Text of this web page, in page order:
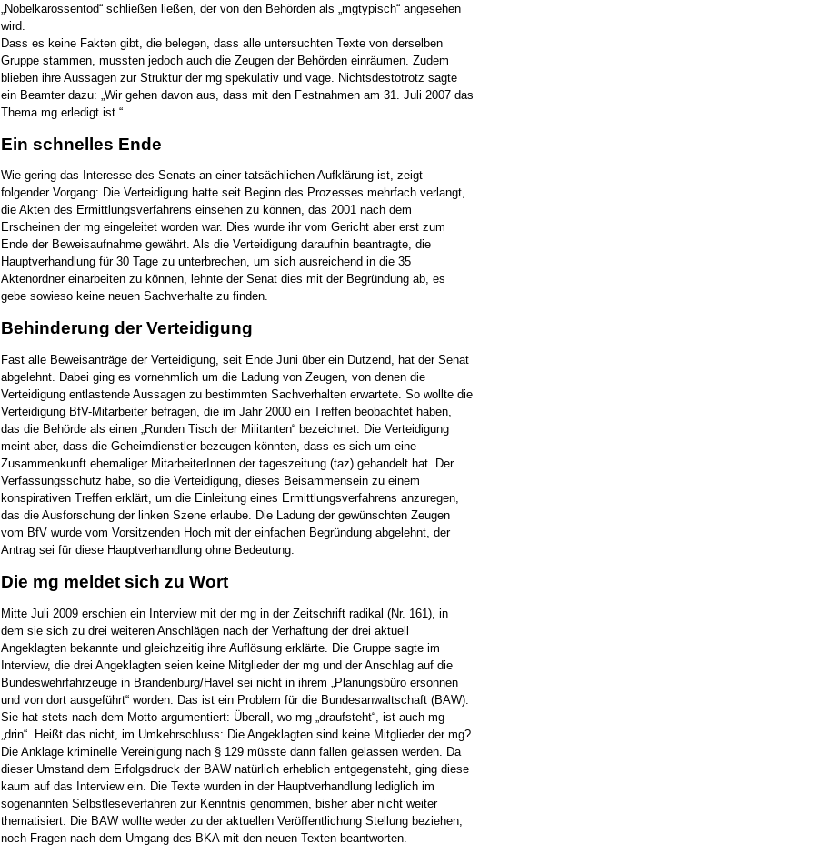
„Nobelkarossentod“ schließen ließen, der von den Behörden als „mgtypisch“ angesehen
wird.
Dass es keine Fakten gibt, die belegen, dass alle untersuchten Texte von derselben
Gruppe stammen, mussten jedoch auch die Zeugen der Behörden einräumen. Zudem
blieben ihre Aussagen zur Struktur der mg spekulativ und vage. Nichtsdestotrotz sagte
ein Beamter dazu: „Wir gehen davon aus, dass mit den Festnahmen am 31. Juli 2007 das
Thema mg erledigt ist.“
Ein schnelles Ende
Wie gering das Interesse des Senats an einer tatsächlichen Aufklärung ist, zeigt
folgender Vorgang: Die Verteidigung hatte seit Beginn des Prozesses mehrfach verlangt,
die Akten des Ermittlungsverfahrens einsehen zu können, das 2001 nach dem
Erscheinen der mg eingeleitet worden war. Dies wurde ihr vom Gericht aber erst zum
Ende der Beweisaufnahme gewährt. Als die Verteidigung daraufhin beantragte, die
Hauptverhandlung für 30 Tage zu unterbrechen, um sich ausreichend in die 35
Aktenordner einarbeiten zu können, lehnte der Senat dies mit der Begründung ab, es
gebe sowieso keine neuen Sachverhalte zu finden.
Behinderung der Verteidigung
Fast alle Beweisanträge der Verteidigung, seit Ende Juni über ein Dutzend, hat der Senat
abgelehnt. Dabei ging es vornehmlich um die Ladung von Zeugen, von denen die
Verteidigung entlastende Aussagen zu bestimmten Sachverhalten erwartete. So wollte die
Verteidigung BfV-Mitarbeiter befragen, die im Jahr 2000 ein Treffen beobachtet haben,
das die Behörde als einen „Runden Tisch der Militanten“ bezeichnet. Die Verteidigung
meint aber, dass die Geheimdienstler bezeugen könnten, dass es sich um eine
Zusammenkunft ehemaliger MitarbeiterInnen der tageszeitung (taz) gehandelt hat. Der
Verfassungsschutz habe, so die Verteidigung, dieses Beisammensein zu einem
konspirativen Treffen erklärt, um die Einleitung eines Ermittlungsverfahrens anzuregen,
das die Ausforschung der linken Szene erlaube. Die Ladung der gewünschten Zeugen
vom BfV wurde vom Vorsitzenden Hoch mit der einfachen Begründung abgelehnt, der
Antrag sei für diese Hauptverhandlung ohne Bedeutung.
Die mg meldet sich zu Wort
Mitte Juli 2009 erschien ein Interview mit der mg in der Zeitschrift radikal (Nr. 161), in
dem sie sich zu drei weiteren Anschlägen nach der Verhaftung der drei aktuell
Angeklagten bekannte und gleichzeitig ihre Auflösung erklärte. Die Gruppe sagte im
Interview, die drei Angeklagten seien keine Mitglieder der mg und der Anschlag auf die
Bundeswehrfahrzeuge in Brandenburg/Havel sei nicht in ihrem „Planungsbüro ersonnen
und von dort ausgeführt“ worden. Das ist ein Problem für die Bundesanwaltschaft (BAW).
Sie hat stets nach dem Motto argumentiert: Überall, wo mg „draufsteht“, ist auch mg
„drin“. Heißt das nicht, im Umkehrschluss: Die Angeklagten sind keine Mitglieder der mg?
Die Anklage kriminelle Vereinigung nach § 129 müsste dann fallen gelassen werden. Da
dieser Umstand dem Erfolgsdruck der BAW natürlich erheblich entgegensteht, ging diese
kaum auf das Interview ein. Die Texte wurden in der Hauptverhandlung lediglich im
sogenannten Selbstleseverfahren zur Kenntnis genommen, bisher aber nicht weiter
thematisiert. Die BAW wollte weder zu der aktuellen Veröffentlichung Stellung beziehen,
noch Fragen nach dem Umgang des BKA mit den neuen Texten beantworten.